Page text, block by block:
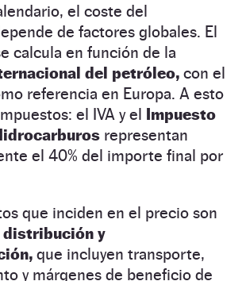
el coste del
de factores globales. El
calcula en función de la
del petróleo, con el
referencia en Europa. A esto
el IVA y el Impuesto
representan
el 40% del importe final por
que inciden en el precio son
y
que incluyen transporte,
y márgenes de beneficio de